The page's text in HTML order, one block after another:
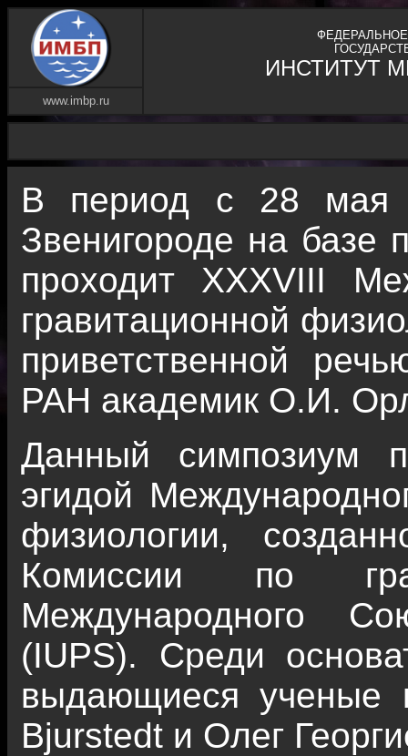
ИНСТИТУТ
www.imbp.ru
В период с 28 мая
Звенигороде на базе
проходит XXXVIII
гравитационной
приветственной
РАН академик О.И.
Данный симпозиум
эгидой
физиологии,
Комиссии по
Международного
(IUPS). Среди
выдающиеся ученые
Bjurstedt и Олег